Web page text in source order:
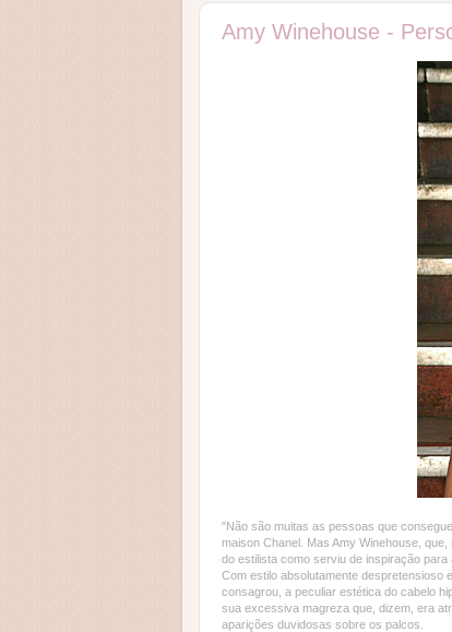
Amy Winehouse -
"Não são muitas as pessoas que
maison Chanel. Mas Amy Winehouse,
do estilista como serviu de inspiração
Com estilo absolutamente despretensioso
consagrou, a peculiar estética do cabelo
sua excessiva magreza que, dizem, era
aparições duvidosas sobre os palcos.